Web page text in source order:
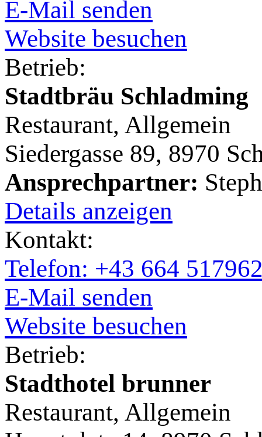
E-Mail senden
Website besuchen
Betrieb:
Stadtbräu Schladming
Restaurant, Allgemein
Siedergasse 89, 8970
Ansprechpartner:
Details anzeigen
Kontakt:
Telefon: +43 664
E-Mail senden
Website besuchen
Betrieb:
Stadthotel brunner
Restaurant, Allgemein